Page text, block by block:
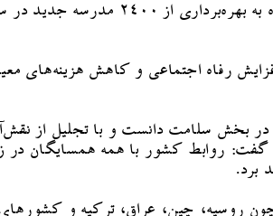
آقای پزشکیان، «گسترش عدالت آموزشی»
دولت برای «افزایش رفاه اجتماعی و
بخش سلامت دانست و با تجلیل از
روابط کشور با همه همسایگان در
برد.
روسیه، چین، عراق، ترکیه و